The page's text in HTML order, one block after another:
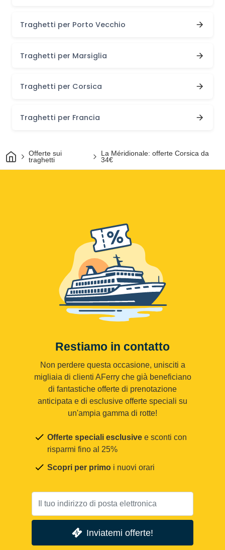
Traghetti per Porto Vecchio
Traghetti per Marsiglia
Traghetti per Corsica
Traghetti per Francia
CasaOfferte sui
traghetti
La Méridionale: offerte Corsica da
34€
Restiamo in contatto
Non perdere questa occasione, unisciti a
migliaia di clienti AFerry che già beneficiano
di fantastiche offerte di prenotazione
anticipata e di esclusive offerte speciali su
un'ampia gamma di rotte!
Offerte speciali esclusive e sconti con
risparmi fino al 25%
Scopri per primo i nuovi orari
Inviatemi offerte!